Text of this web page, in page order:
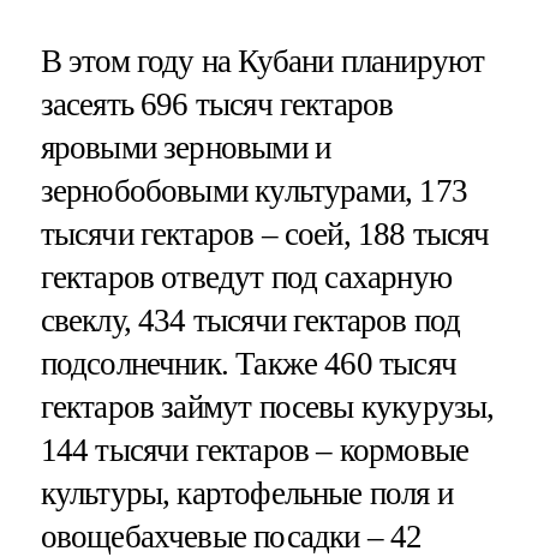
В этом году на Кубани планируют
засеять 696 тысяч гектаров
яровыми зерновыми и
зернобобовыми культурами, 173
тысячи гектаров – соей, 188 тысяч
гектаров отведут под сахарную
свеклу, 434 тысячи гектаров под
подсолнечник. Также 460 тысяч
гектаров займут посевы кукурузы,
144 тысячи гектаров – кормовые
культуры, картофельные поля и
овощебахчевые посадки – 42